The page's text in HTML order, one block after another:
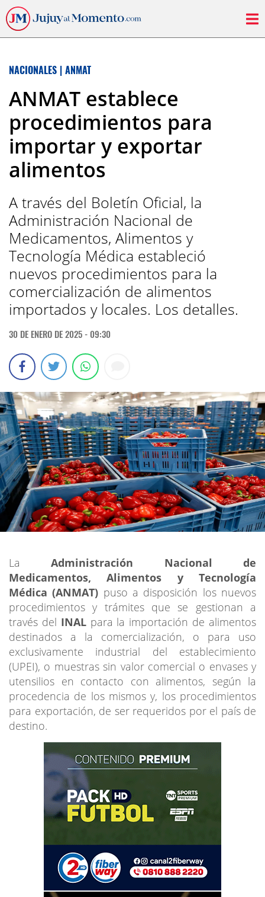
NACIONALES | ANMAT
ANMAT establece
procedimientos para
importar y exportar
alimentos
A través del Boletín Oficial, la
Administración Nacional de
Medicamentos, Alimentos y
Tecnología Médica estableció
nuevos procedimientos para la
comercialización de alimentos
importados y locales. Los detalles.
30 DE ENERO DE 2025 - 09:30
LaAdministración Nacional de
Medicamentos, Alimentos y Tecnología
Médica (ANMAT) puso a disposición los nuevos
procedimientos y trámites que se gestionan a
través del INAL para la importación de alimentos
destinados a la comercialización, o para uso
exclusivamente industrial del establecimiento
(UPEI), o muestras sin valor comercial o envases y
utensilios en contacto con alimentos, según la
procedencia de los mismos y, los procedimientos
para exportación, de ser requeridos por el país de
destino.